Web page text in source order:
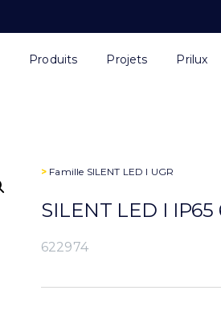
Produits Projets Prilux
> Famille SILENT LED I UGR
SILENT LED I
622974